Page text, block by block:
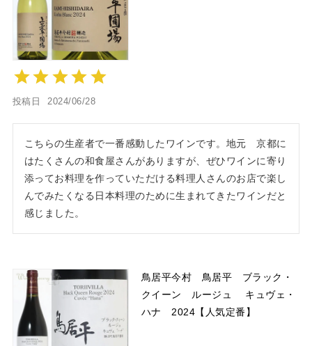
投稿日 2024/06/28
こちらの生産者で一番感動したワインです。地元　京都に
はたくさんの和食屋さんがありますが、ぜひワインに寄り
添ってお料理を作っていただける料理人さんのお店で楽し
んでみたくなる日本料理のために生まれてきたワインだと
感じました。
鳥居平今村 鳥居平 ブラック・
クイーン ルージュ キュヴェ・
ハナ 2024【人気定番】